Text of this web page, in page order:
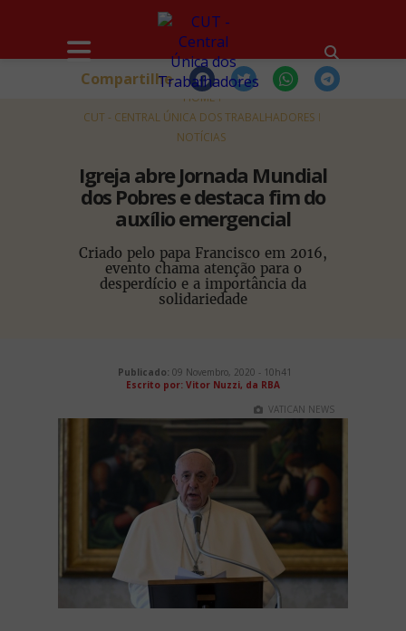
HOME
CUT - CENTRAL ÚNICA DOS TRABALHADORES
NOTÍCIAS
Igreja abre Jornada Mundial
dos Pobres e destaca fim do
auxílio emergencial
Criado pelo papa Francisco em 2016,
evento chama atenção para o
desperdício e a importância da
solidariedade
Compartilhe
Publicado: 09 Novembro, 2020 - 10h41
Escrito por: Vitor Nuzzi, da RBA
VATICAN NEWS